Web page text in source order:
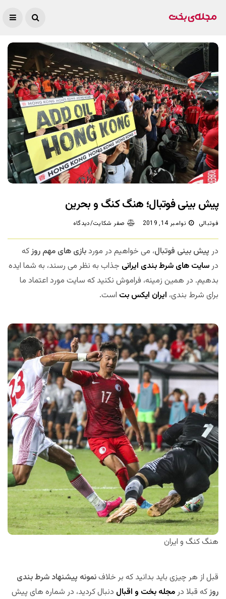
پیش بینی فوتبال؛ هنگ کنگ و بحرین
فوتبالی نوامبر 14, 2019 صفر شکایت/دیدگاه
در پیش بینی فوتبال، می خواهیم در موردبازی های مهم روزکه
در سایت های شرط بندی ایرانی جذاب به نظر می رسند، به شما ایده
بدهیم. در همین زمینه، فراموش نکنید که سایت مورد اعتماد ما
برای شرط بندی، ایران ایکس بت است.
هنگ کنگ و ایران
قبل از هر چیزی باید بدانید که بر خلافنمونه پیشنهاد شرط بندی
روزکه قبلا در مجله بخت و اقبال دنبال کردید، در شماره های پیش